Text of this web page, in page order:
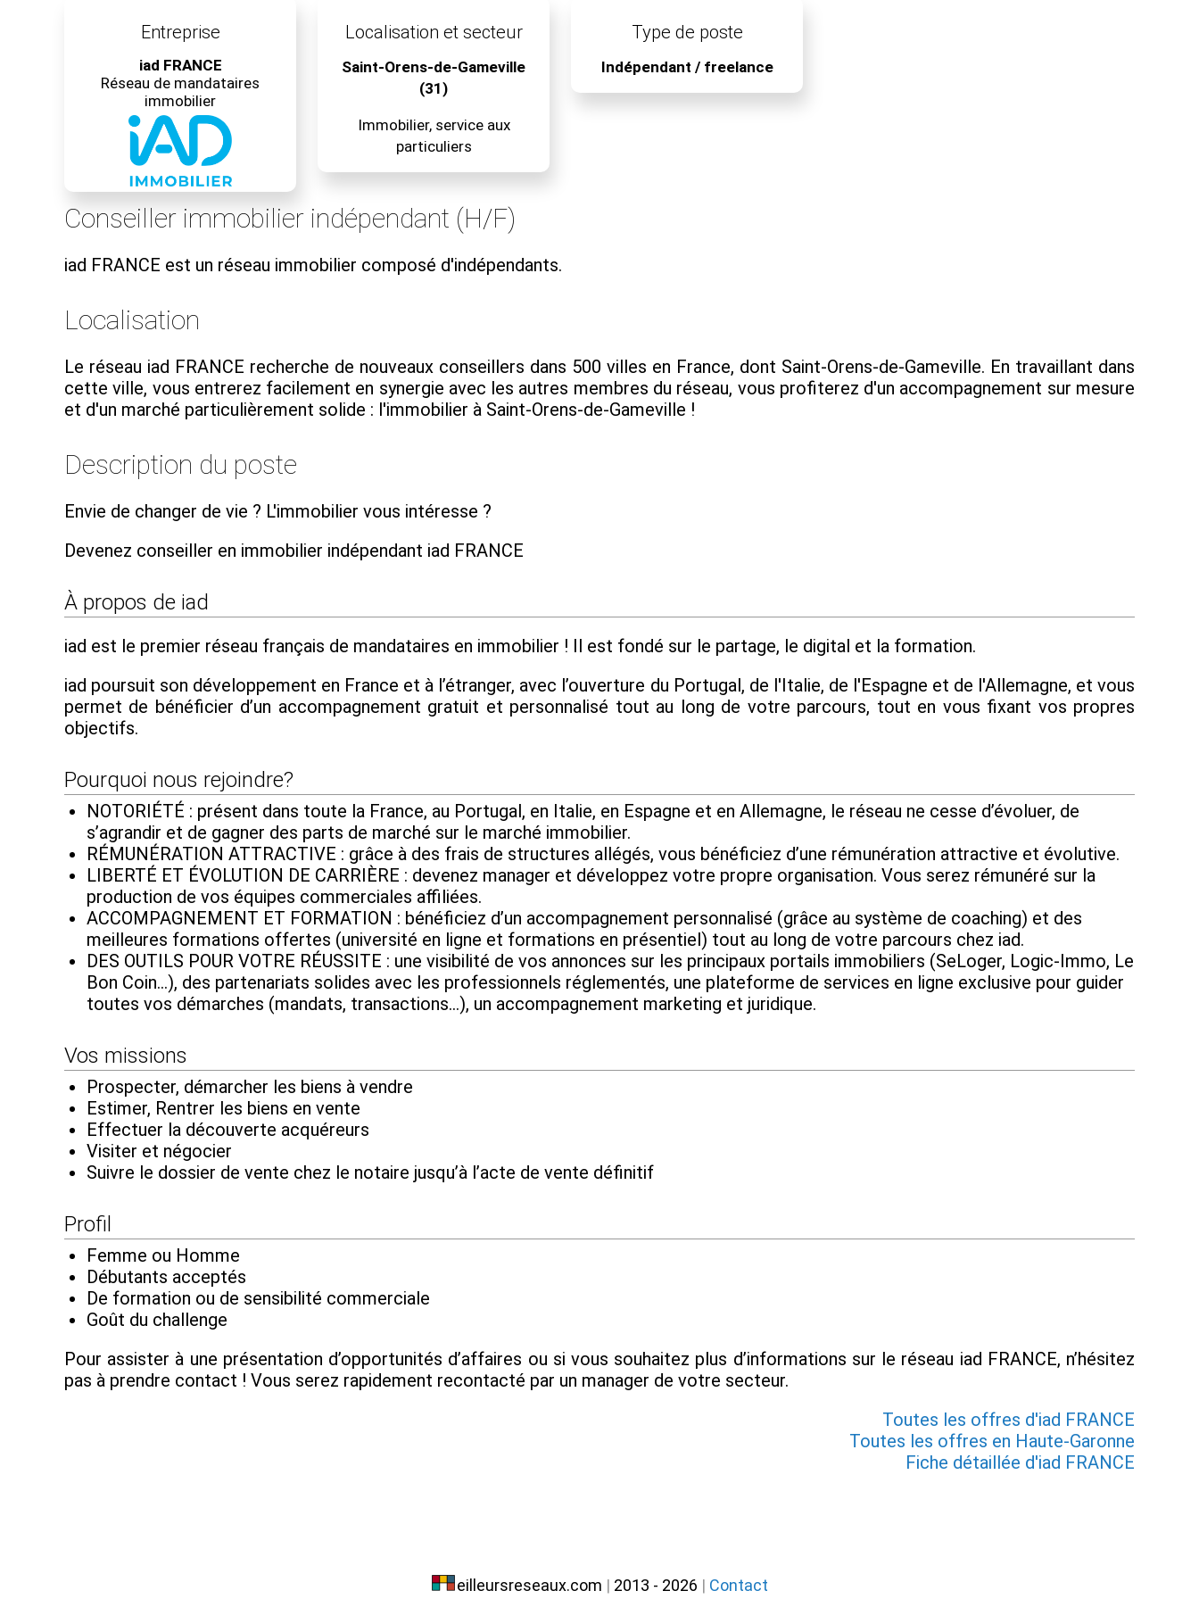
Entreprise
iad FRANCE
Réseau de mandataires
immobilier
Localisation et secteur
Saint-Orens-de-Gameville
(31)
Immobilier, service aux
particuliers
Type de poste
Indépendant / freelance
Conseiller immobilier indépendant (H/F)
iad FRANCE est un réseau immobilier composé d'indépendants.
Localisation
Le réseau iad FRANCE recherche de nouveaux conseillers dans 500 villes en France, dont Saint-Orens-de-Gameville. En travaillant dans
cette ville, vous entrerez facilement en synergie avec les autres membres du réseau, vous profiterez d'un accompagnement sur mesure
et d'un marché particulièrement solide : l'immobilier à Saint-Orens-de-Gameville !
Description du poste
Envie de changer de vie ? L'immobilier vous intéresse ?
Devenez conseiller en immobilier indépendant iad FRANCE
À propos de iad
iad est le premier réseau français de mandataires en immobilier ! Il est fondé sur le partage, le digital et la formation.
iad poursuit son développement en France et à l’étranger, avec l’ouverture du Portugal, de l'Italie, de l'Espagne et de l'Allemagne, et vous
permet de bénéficier d’un accompagnement gratuit et personnalisé tout au long de votre parcours, tout en vous fixant vos propres
objectifs.
Pourquoi nous rejoindre?
NOTORIÉTÉ : présent dans toute la France, au Portugal, en Italie, en Espagne et en Allemagne, le réseau ne cesse d’évoluer, de
s’agrandir et de gagner des parts de marché sur le marché immobilier.
RÉMUNÉRATION ATTRACTIVE : grâce à des frais de structures allégés, vous bénéficiez d’une rémunération attractive et évolutive.
LIBERTÉ ET ÉVOLUTION DE CARRIÈRE : devenez manager et développez votre propre organisation. Vous serez rémunéré sur la
production de vos équipes commerciales affiliées.
ACCOMPAGNEMENT ET FORMATION : bénéficiez d’un accompagnement personnalisé (grâce au système de coaching) et des
meilleures formations offertes (université en ligne et formations en présentiel) tout au long de votre parcours chez iad.
DES OUTILS POUR VOTRE RÉUSSITE : une visibilité de vos annonces sur les principaux portails immobiliers (SeLoger, Logic-Immo, Le
Bon Coin...), des partenariats solides avec les professionnels réglementés, une plateforme de services en ligne exclusive pour guider
toutes vos démarches (mandats, transactions…), un accompagnement marketing et juridique.
Vos missions
Prospecter, démarcher les biens à vendre
Estimer, Rentrer les biens en vente
Effectuer la découverte acquéreurs
Visiter et négocier
Suivre le dossier de vente chez le notaire jusqu’à l’acte de vente définitif
Profil
Femme ou Homme
Débutants acceptés
De formation ou de sensibilité commerciale
Goût du challenge
Pour assister à une présentation d’opportunités d’affaires ou si vous souhaitez plus d’informations sur le réseau iad FRANCE, n’hésitez
pas à prendre contact ! Vous serez rapidement recontacté par un manager de votre secteur.
Toutes les offres d'iad FRANCE
Toutes les offres en Haute-Garonne
Fiche détaillée d'iad FRANCE
eilleursreseaux.com | 2013 - 2026 | Contact